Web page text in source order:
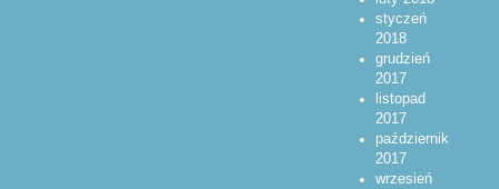
styczeń
2018
grudzień
2017
listopad
2017
październik
2017
wrzesień